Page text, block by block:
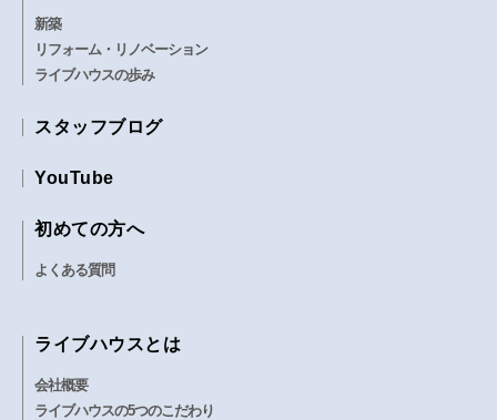
新築
リフォーム・リノベーション
ライブハウスの歩み
スタッフブログ
YouTube
初めての方へ
よくある質問
ライブハウスとは
会社概要
ライブハウスの5つのこだわり